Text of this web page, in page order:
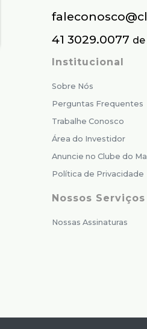
41 3029.0077 de
Institucional
Sobre Nós
Perguntas Frequentes
Trabalhe Conosco
Área do Investidor
Anuncie no Clube do
Política de Privacidade
Nossos Serviços
Nossas Assinaturas